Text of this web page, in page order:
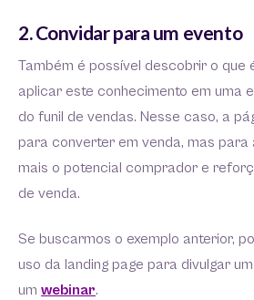
2. Convidar para um evento
Também é possível descobrir o que
aplicar este conhecimento em uma
do funil de vendas. Nesse caso, a
para converter em venda, mas para
mais o potencial comprador e
de venda.
Se buscarmos o exemplo anterior,
uso da landing page para divulgar
um webinar.